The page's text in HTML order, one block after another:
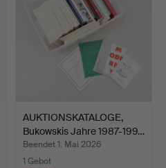
AUKTIONSKATALOGE,
Bukowskis Jahre 1987-199…
Beendet 1. Mai 2026
1 Gebot